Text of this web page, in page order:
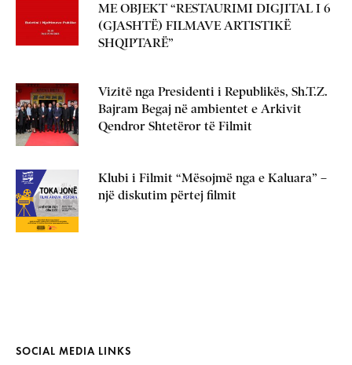
ME OBJEKT “RESTAURIMI DIGJITAL I 6
(GJASHTË) FILMAVE ARTISTIKË
SHQIPTARË”
Vizitë nga Presidenti i Republikës, Sh.T.Z.
Bajram Begaj në ambientet e Arkivit
Qendror Shtetëror të Filmit
Klubi i Filmit “Mësojmë nga e Kaluara” –
një diskutim përtej filmit
SOCIAL MEDIA LINKS